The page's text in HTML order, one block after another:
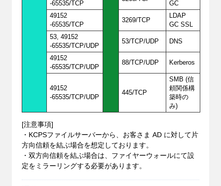
-65535/TCP
GC
49152
-65535/TCP
3269/TCP
LDAP
GC SSL
53, 49152
-65535/TCP/UDP
53/TCP/UDP DNS
49152
-65535/TCP/UDP
88/TCP/UDP Kerberos
49152
-65535/TCP/UDP
445/TCP
SMB (信
頼関係構
築時の
み)
[注意事項]
・KCPSファイルサーバーから、お客さま AD に対して片
方向信頼を結ぶ場合を想定しております。
・双方向信頼を結ぶ場合は、ファイヤーウォールにて設
定をミラーリングする必要があります。